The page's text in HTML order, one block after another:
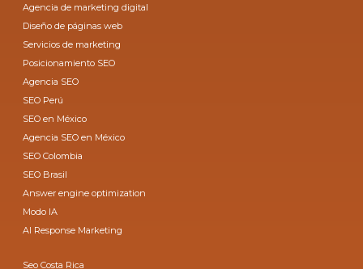
Agencia de marketing digital
Diseño de páginas web
Servicios de marketing
Posicionamiento SEO
Agencia SEO
SEO Perú
SEO en México
Agencia SEO en México
SEO Colombia
SEO Brasil
Answer engine optimization
Modo IA
AI Response Marketing
Seo Costa Rica